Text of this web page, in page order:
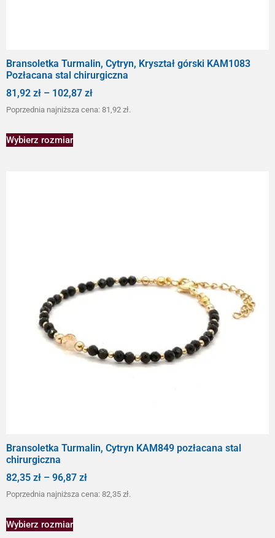
Bransoletka Turmalin, Cytryn, Kryształ górski KAM1083
Pozłacana stal chirurgiczna
81,92 zł – 102,87 zł
Poprzednia najniższa cena: 81,92 zł.
Wybierz rozmiar
Bransoletka Turmalin, Cytryn KAM849 pozłacana stal
chirurgiczna
82,35 zł – 96,87 zł
Poprzednia najniższa cena: 82,35 zł.
Wybierz rozmiar